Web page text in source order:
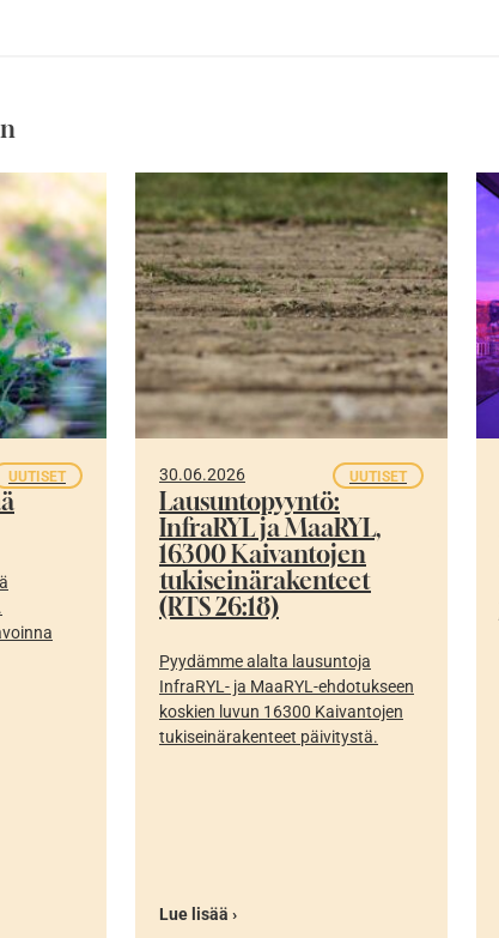
UUTISET 30.06.2026 UUTISET
Lausuntopyyntö:
InfraRYL ja MaaRYL,
16300 Kaivantojen
tukiseinärakenteet
(RTS 26:18)
Pyydämme alalta lausuntoja
InfraRYL- ja MaaRYL-ehdotukseen
koskien luvun 16300 Kaivantojen
tukiseinärakenteet päivitystä.
Lue lisää ›